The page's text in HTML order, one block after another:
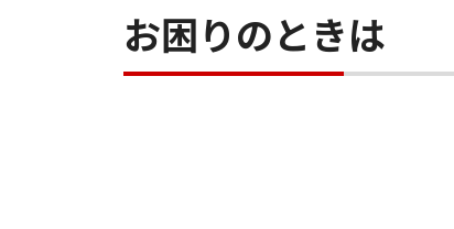
お困りのときは